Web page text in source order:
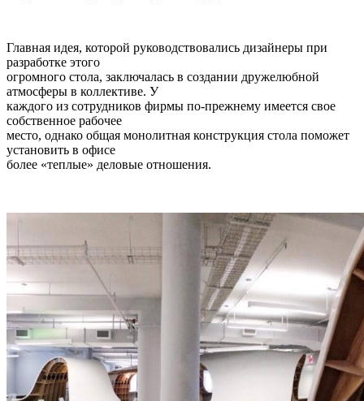
Главная идея, которой руководствовались дизайнеры при
разработке этого
огромного стола, заключалась в создании дружелюбной
атмосферы в коллективе. У
каждого из сотрудников фирмы по-прежнему имеется свое
собственное рабочее
место, однако общая монолитная конструкция стола поможет
установить в офисе
более «теплые» деловые отношения.